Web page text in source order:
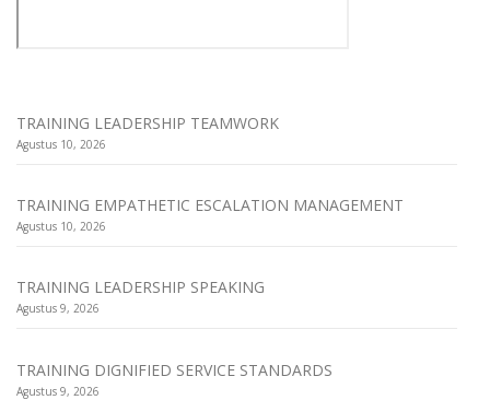
TRAINING LEADERSHIP TEAMWORK
Agustus 10, 2026
TRAINING EMPATHETIC ESCALATION MANAGEMENT
Agustus 10, 2026
TRAINING LEADERSHIP SPEAKING
Agustus 9, 2026
TRAINING DIGNIFIED SERVICE STANDARDS
Agustus 9, 2026